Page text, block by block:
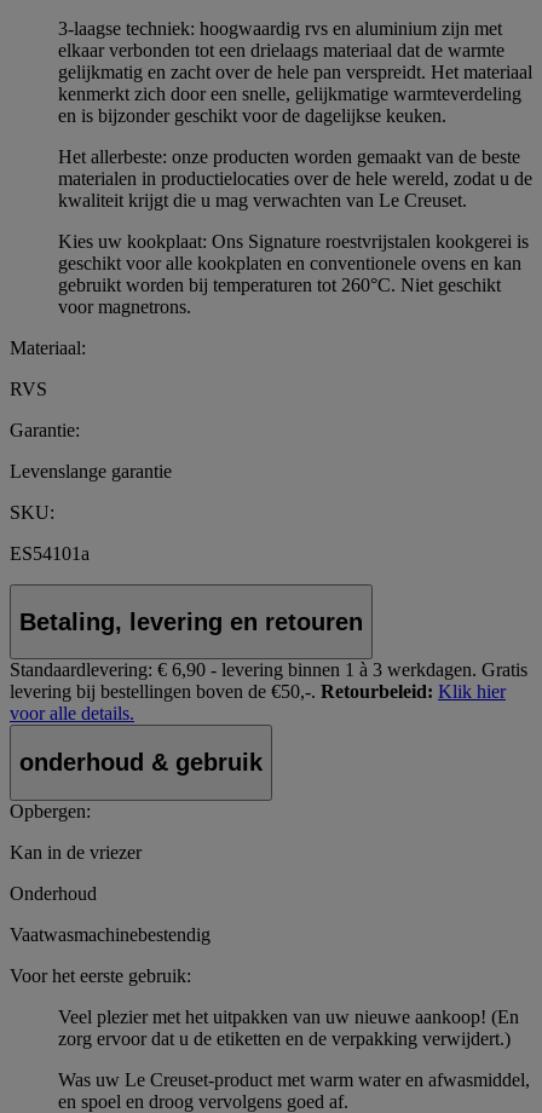
3-laagse techniek: hoogwaardig rvs en aluminium zijn met
elkaar verbonden tot een drielaags materiaal dat de warmte
gelijkmatig en zacht over de hele pan verspreidt. Het materiaal
kenmerkt zich door een snelle, gelijkmatige warmteverdeling
en is bijzonder geschikt voor de dagelijkse keuken.
Het allerbeste: onze producten worden gemaakt van de beste
materialen in productielocaties over de hele wereld, zodat u de
kwaliteit krijgt die u mag verwachten van Le Creuset.
Kies uw kookplaat: Ons Signature roestvrijstalen kookgerei is
geschikt voor alle kookplaten en conventionele ovens en kan
gebruikt worden bij temperaturen tot 260°C. Niet geschikt
voor magnetrons.
Materiaal:
RVS
Garantie:
Levenslange garantie
SKU:
ES54101a
Betaling, levering en retouren
Standaardlevering: € 6,90 - levering binnen 1 à 3 werkdagen. Gratis
levering bij bestellingen boven de €50,-. Retourbeleid: Klik hier
voor alle details.
onderhoud & gebruik
Opbergen:
Kan in de vriezer
Onderhoud
Vaatwasmachinebestendig
Voor het eerste gebruik:
Veel plezier met het uitpakken van uw nieuwe aankoop! (En
zorg ervoor dat u de etiketten en de verpakking verwijdert.)
Was uw Le Creuset-product met warm water en afwasmiddel,
en spoel en droog vervolgens goed af.